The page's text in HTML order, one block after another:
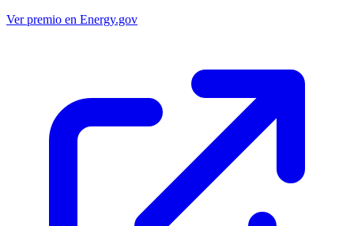
Ver premio en Energy.gov